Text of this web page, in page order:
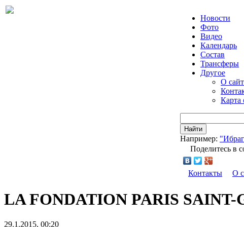
Новости
Фото
Видео
Календарь
Состав
Трансферы
Другое
О
Карта
Найти
Например:
Поделитесь в
Контакты О
LA FONDATION PARIS
29.1.2015, 00:20